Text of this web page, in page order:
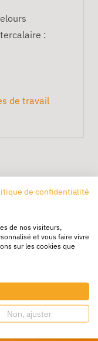
:
de travail
de confidentialité
de nos visiteurs,
et vous faire vivre
sur les cookies que
Non, ajuster